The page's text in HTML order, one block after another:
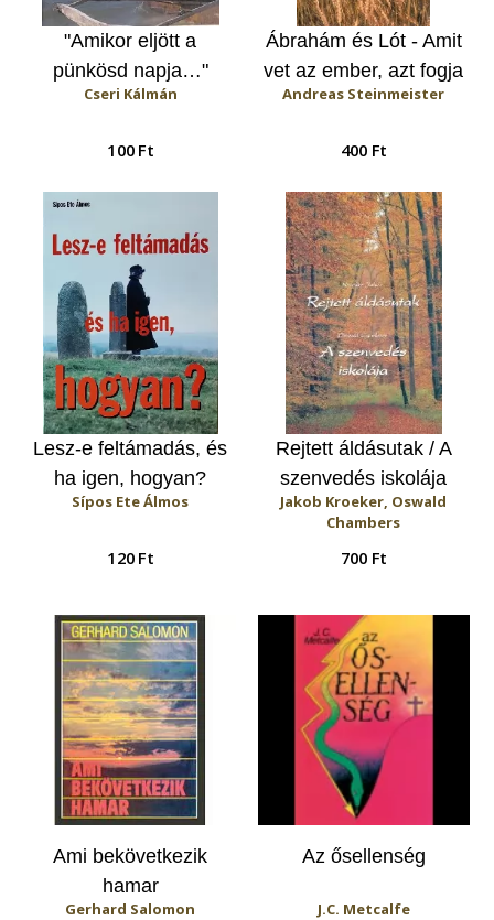
"Amikor eljött a
pünkösd napja…"
Cseri Kálmán
100 Ft
Ábrahám és Lót - Amit
vet az ember, azt fogja
aratni is
Andreas Steinmeister
400 Ft
Lesz-e feltámadás, és
ha igen, hogyan?
Sípos Ete Álmos
120 Ft
Rejtett áldásutak / A
szenvedés iskolája
Jakob Kroeker, Oswald
Chambers
700 Ft
Ami bekövetkezik
hamar
Gerhard Salomon
Az ősellenség
J.C. Metcalfe